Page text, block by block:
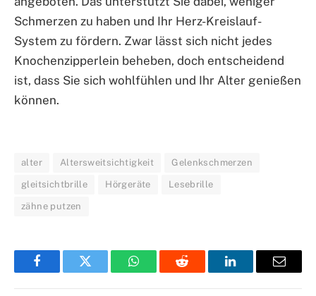
Schmerzen zu haben und Ihr Herz-Kreislauf-
System zu fördern. Zwar lässt sich nicht jedes
Knochenzipperlein beheben, doch entscheidend
ist, dass Sie sich wohlfühlen und Ihr Alter genießen
können.
alter Altersweitsichtigkeit Gelenkschmerzen
gleitsichtbrille Hörgeräte Lesebrille
zähne putzen
FacebookTwitter WhatsAppReddit LinkedInEmail